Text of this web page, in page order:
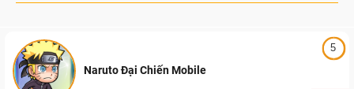
5
Naruto Đại Chiến Mobile